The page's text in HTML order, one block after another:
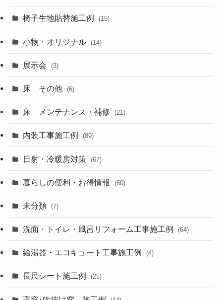
椅子生地貼替施工例 (15)
小物・オリジナル (14)
展示会 (3)
床 その他 (6)
床 メンテナンス・補修 (21)
内装工事施工例 (89)
日射・冷暖房対策 (67)
暮らしの便利・お得情報 (60)
未分類 (7)
洗面・トイレ・風呂リフォーム工事施工例 (64)
給湯器・エコキュート工事施工例 (4)
長尺シート施工例 (25)